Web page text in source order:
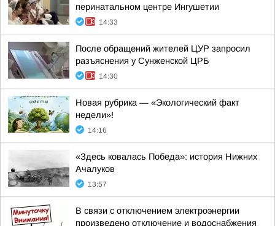
перинатальном центре Ингушетии
14:33
После обращений жителей ЦУР запросил
разъяснения у Сунженской ЦРБ
14:30
Новая рубрика — «Экологический факт
недели»!
14:16
«Здесь ковалась Победа»: история Нижних
Ачалуков
13:57
В связи с отключением электроэнергии
произведено отключение и водоснабжения